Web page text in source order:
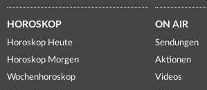
HOROSKOP
Horoskop Heute
Horoskop Morgen
Wochenhoroskop
ON AIR
Sendungen
Aktionen
Videos